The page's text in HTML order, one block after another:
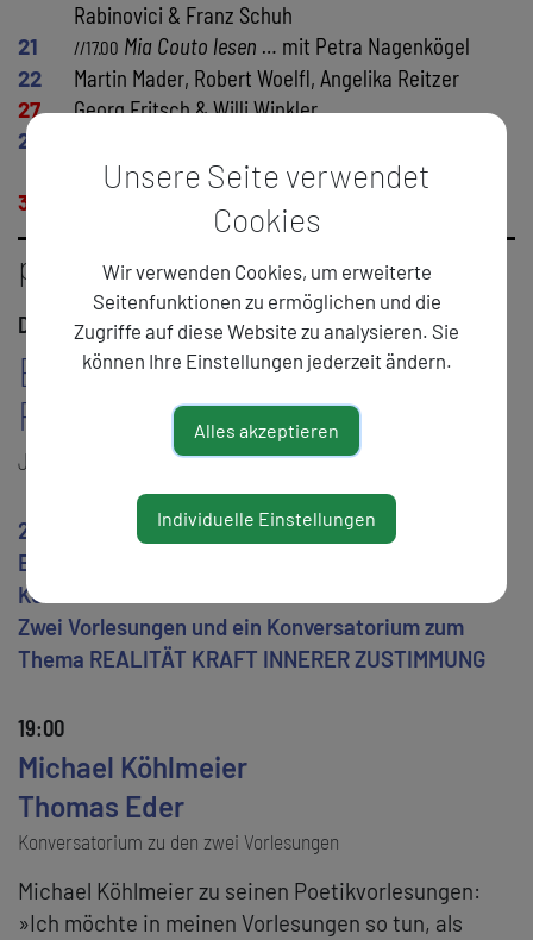
Rabinovici & Franz Schuh
21
//17.00 Mia Couto lesen … mit Petra Nagenkögel
22
Martin Mader, Robert Woelfl, Angelika Reitzer
27
Georg Fritsch & Willi Winkler
29
Gauß, A. Weidenholzer, H. Rizy
30
programm
Donnerstag, 26. Juni 2025
Ernst-Jandl-Dozentur für
Poetik 2025
JANDL-POETIKDOZENTUR
23./24./26.6
Ernst-Jandl-Dozentur für Poetik 2025: Michael
Köhlmeier
Zwei Vorlesungen und ein Konversatorium zum
Thema REALITÄT KRAFT INNERER ZUSTIMMUNG
19:00
Michael Köhlmeier
Thomas Eder
Konversatorium zu den zwei Vorlesungen
Michael Köhlmeier zu seinen Poetikvorlesungen:
»Ich möchte in meinen Vorlesungen so tun, als
Unsere Seite verwendet
Cookies
Wir verwenden Cookies, um erweiterte
Seitenfunktionen zu ermöglichen und die
Zugriffe auf diese Website zu analysieren. Sie
können Ihre Einstellungen jederzeit ändern.
Alles akzeptieren
Individuelle Einstellungen